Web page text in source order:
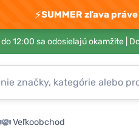
⚡SUMMER zľava
12:00 sa odosielajú okamžite |
Veľkoobchod